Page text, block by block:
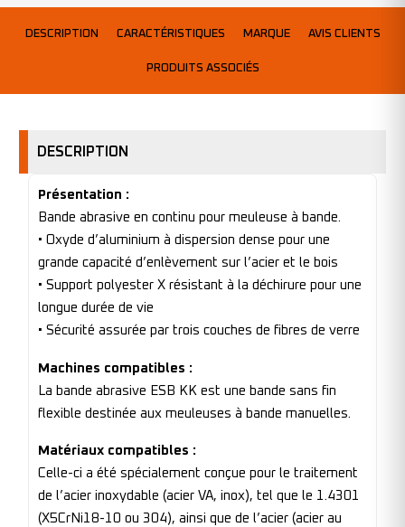
DESCRIPTION CARACTÉRISTIQUES MARQUE AVIS CLIENTS
PRODUITS ASSOCIÉS
DESCRIPTION
Présentation :
Bande abrasive en continu pour meuleuse à bande.
• Oxyde d’aluminium à dispersion dense pour une
grande capacité d’enlèvement sur l’acier et le bois
• Support polyester X résistant à la déchirure pour une
longue durée de vie
• Sécurité assurée par trois couches de fibres de verre
Machines compatibles :
La bande abrasive ESB KK est une bande sans fin
flexible destinée aux meuleuses à bande manuelles.
Matériaux compatibles :
Celle-ci a été spécialement conçue pour le traitement
de l’acier inoxydable (acier VA, inox), tel que le 1.4301
(X5CrNi18-10 ou 304), ainsi que de l’acier (acier au